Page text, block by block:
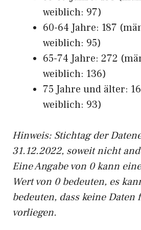
weiblich: 97)
60-64 Jahre: 187
weiblich: 95)
65-74 Jahre: 272
weiblich: 136)
75 Jahre und älter:
weiblich: 93)
Hinweis: Stichtag der
31.12.2022, soweit nicht
Eine Angabe von 0 kann
Wert von 0 bedeuten, es
bedeuten, dass keine Daten
vorliegen.